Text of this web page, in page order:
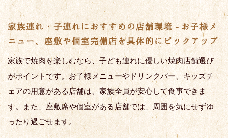
家族連れ・子連れにおすすめの店舗環境 - お子様メ
ニュー、座敷や個室完備店を具体的にピックアップ
家族で焼肉を楽しむなら、子ども連れに優しい焼肉店舗選び
がポイントです。お子様メニューやドリンクバー、キッズチ
ェアの用意がある店舗は、家族全員が安心して食事できま
す。また、座敷席や個室がある店舗では、周囲を気にせずゆ
ったり過ごせます。